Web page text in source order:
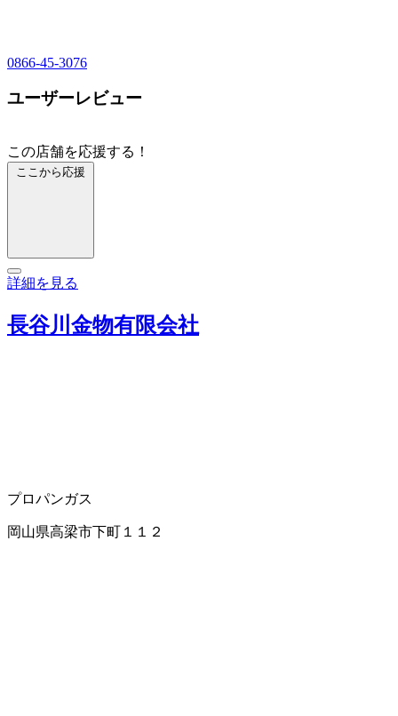
0866-45-3076
ユーザーレビュー
この店舗を応援する！
ここから応援
詳細を見る
長谷川金物有限会社
プロパンガス
岡山県高梁市下町１１２